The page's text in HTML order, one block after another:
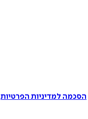
הסכמה למדיניות הפרטיות